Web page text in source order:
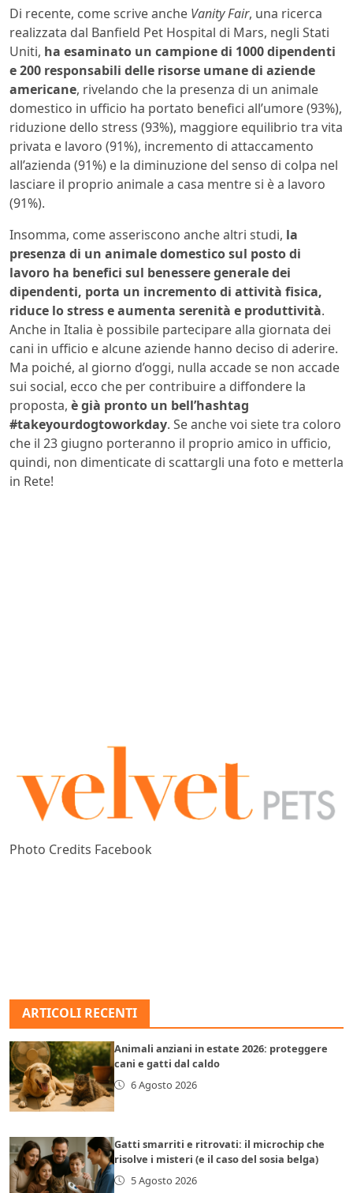
Di recente, come scrive anche Vanity Fair, una ricerca
realizzata dal Banfield Pet Hospital di Mars, negli Stati
Uniti, ha esaminato un campione di 1000 dipendenti
e 200 responsabili delle risorse umane di aziende
americane, rivelando che la presenza di un animale
domestico in ufficio ha portato benefici all’umore (93%),
riduzione dello stress (93%), maggiore equilibrio tra vita
privata e lavoro (91%), incremento di attaccamento
all’azienda (91%) e la diminuzione del senso di colpa nel
lasciare il proprio animale a casa mentre si è a lavoro
(91%).
Insomma, come asseriscono anche altri studi, la
presenza di un animale domestico sul posto di
lavoro ha benefici sul benessere generale dei
dipendenti, porta un incremento di attività fisica,
riduce lo stress e aumenta serenità e produttività.
Anche in Italia è possibile partecipare alla giornata dei
cani in ufficio e alcune aziende hanno deciso di aderire.
Ma poiché, al giorno d’oggi, nulla accade se non accade
sui social, ecco che per contribuire a diffondere la
proposta, è già pronto un bell’hashtag
#takeyourdogtoworkday. Se anche voi siete tra coloro
che il 23 giugno porteranno il proprio amico in ufficio,
quindi, non dimenticate di scattargli una foto e metterla
in Rete!
Photo Credits Facebook
ARTICOLI RECENTI
Animali anziani in estate 2026: proteggere
cani e gatti dal caldo
6 Agosto 2026
Gatti smarriti e ritrovati: il microchip che
risolve i misteri (e il caso del sosia belga)
5 Agosto 2026